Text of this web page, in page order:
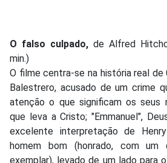
O falso culpado, de Alfred
min.)
O filme centra-se na história real de
Balestrero, acusado de um crime
atenção o que significam os seus
que leva a Cristo; "Emmanuel",
excelente interpretação de
homem bom (honrado, com um
exemplar), levado de um lado para